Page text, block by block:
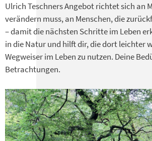
Ulrich Teschners Angebot richtet sich an
verändern muss, an Menschen, die
– damit die nächsten Schritte im Leben
in die Natur und hilft dir, die dort leichter
Wegweiser im Leben zu nutzen. Deine
Betrachtungen.